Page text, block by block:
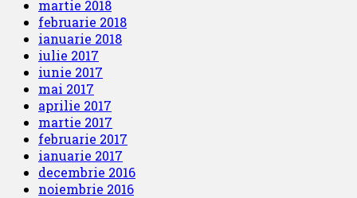
martie 2018
februarie 2018
ianuarie 2018
iulie 2017
iunie 2017
mai 2017
aprilie 2017
martie 2017
februarie 2017
ianuarie 2017
decembrie 2016
noiembrie 2016